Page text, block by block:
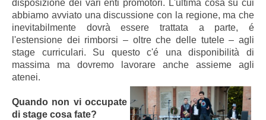
disposizione dei vari enti promotori. L'ultima cosa su cui
abbiamo avviato una discussione con la regione, ma che
inevitabilmente dovrà essere trattata a parte, é
l'estensione dei rimborsi – oltre che delle tutele – agli
stage curriculari. Su questo c'é una disponibilità di
massima ma dovremo lavorare anche assieme agli
atenei.
Quando non vi occupate
di stage cosa fate?